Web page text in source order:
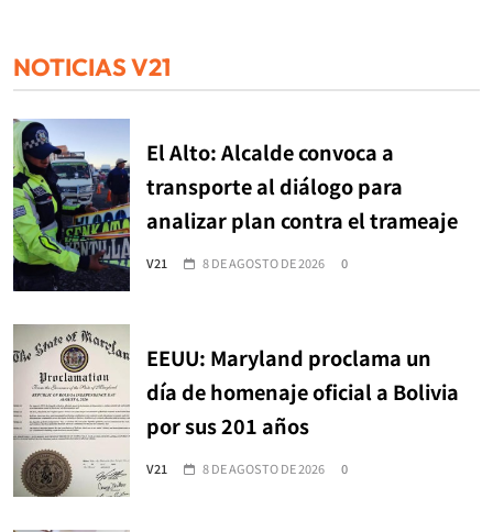
NOTICIAS V21
El Alto: Alcalde convoca a
transporte al diálogo para
analizar plan contra el trameaje
V21 8 DE AGOSTO DE 2026 0
EEUU: Maryland proclama un
día de homenaje oficial a Bolivia
por sus 201 años
V21 8 DE AGOSTO DE 2026 0